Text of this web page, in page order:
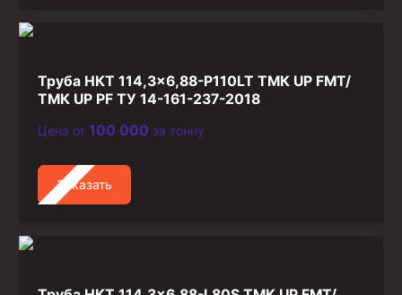
Труба НКТ 114,3×6,88-P110LT ТМК UP FMT/
ТМК UP PF ТУ 14-161-237-2018
Цена от 100 000 за тонну
Заказать